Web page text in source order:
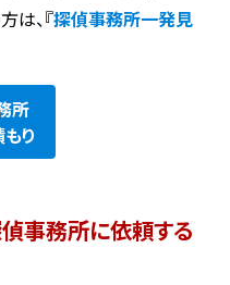
は、『探偵事務所一発見
所
り
事務所に依頼する